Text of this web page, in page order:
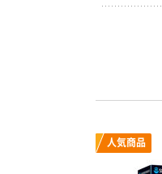
人気商品